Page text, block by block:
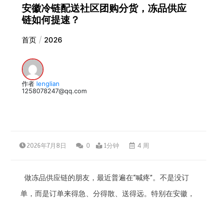
安徽冷链配送社区团购分货，冻品供应
链如何提速？
首页 2026
作者 lenglian
1258078247@qq.com
2026年7月8日 0 1分钟 4 周
做冻品供应链的朋友，最近普遍在“喊疼”。不是没订
单，而是订单来得急、分得散、送得远。特别在安徽，